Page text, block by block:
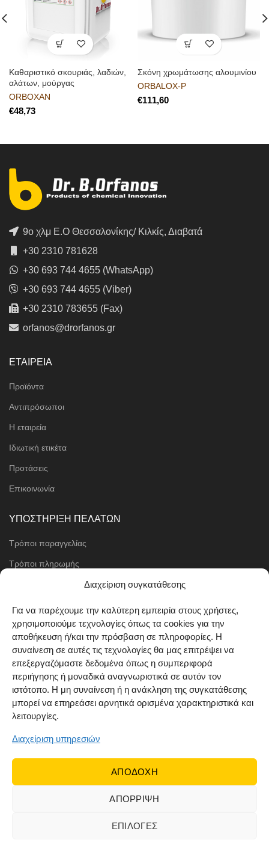
Διαχείριση συγκατάθεσης
Για να παρέχουμε την καλύτερη εμπειρία στους χρήστες,
χρησιμοποιούμε τεχνολογίες όπως τα cookies για την
αποθήκευση ή/και την πρόσβαση σε πληροφορίες. Η
συναίνεση σε αυτές τις τεχνολογίες θα μας επιτρέψει να
επεξεργαζόμαστε δεδομένα όπως η συμπεριφορά
περιήγησης ή μοναδικά αναγνωριστικά σε αυτόν τον
ιστότοπο. Η μη συναίνεση ή η ανάκληση της συγκατάθεσης
μπορεί να επηρεάσει αρνητικά ορισμένα χαρακτηριστικά και
λειτουργίες.
Διαχείριση υπηρεσιών
ΑΠΟΔΟΧΗ
ΑΠΟΡΡΙΨΗ
ΕΠΙΛΟΓΕΣ
Καθαριστικό σκουριάς, λαδιών,
αλάτων, μούργας
ORBOXAN
€
Σκόνη χρωμάτωσης αλουμινίου
ORBALOX-P
€
9ο χλμ Ε.Ο Θεσσαλονίκης/ Κιλκίς, Διαβατά
+30 2310 781628
+30 693 744 4655 (WhatsApp)
+30 693 744 4655 (Viber)
+30 2310 783655 (Fax)
orfanos@drorfanos.gr
ΕΤΑΙΡΕΙΑ
Προϊόντα
Αντιπρόσωποι
Η εταιρεία
Ιδιωτική ετικέτα
Προτάσεις
Επικοινωνία
ΥΠΟΣΤΗΡΙΞΗ ΠΕΛΑΤΩΝ
Τρόποι παραγγελίας
Τρόποι πληρωμής
Μέθοδοι αποστολής
Όροι χρήσης
Cookie Policy (EU)
ΑΚΟΛΟΥΘΗΣΤΕ ΜΑΣ
Web development